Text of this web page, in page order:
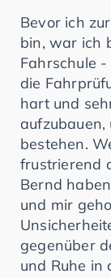
Bevor ich
bin, war ich
Fahrschule
die
hart und
aufzubauen,
bestehen.
frustrierend
Bernd
und mir
gegenüber
und Ruhe in